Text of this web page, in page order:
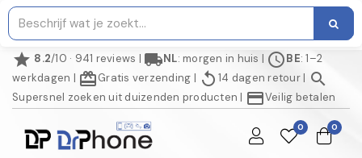
star 8.2/10 · 941 reviews | local_shippingNL: morgen in huis | scheduleBE: 1–2
werkdagen | redeemGratis verzending | replay 14 dagen retour| search
Supersnel zoeken uit duizenden producten | credit_cardVeilig betalen
0 0